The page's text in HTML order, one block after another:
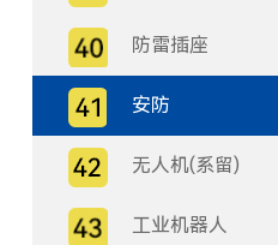
防雷插座
安防
无人机(系留)
工业机器人